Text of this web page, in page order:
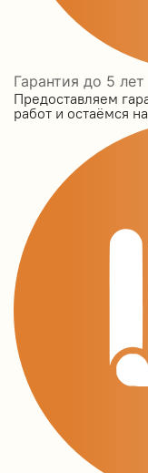
Гарантия до 5 лет
Предоставляем
работ и остаёмся